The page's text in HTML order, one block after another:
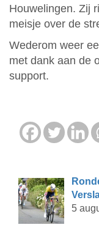
Houwelingen. Zij
meisje over de
Wederom weer
met dank aan de
support.
5